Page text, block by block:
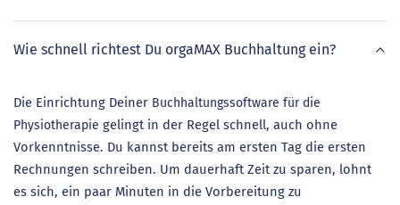
Wie schnell richtest Du orgaMAX Buchhaltung ein?
Die Einrichtung Deiner Buchhaltungssoftware für die
Physiotherapie gelingt in der Regel schnell, auch ohne
Vorkenntnisse. Du kannst bereits am ersten Tag die ersten
Rechnungen schreiben. Um dauerhaft Zeit zu sparen, lohnt
es sich, ein paar Minuten in die Vorbereitung zu